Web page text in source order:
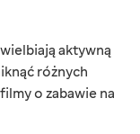
aktywną
różnych
o zabawie na